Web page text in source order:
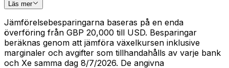
Läs mer
Jämförelsebesparingarna baseras på en enda
överföring från GBP 20,000 till USD. Besparingar
beräknas genom att jämföra växelkursen inklusive
marginaler och avgifter som tillhandahålls av varje bank
och Xe samma dag 8/7/2026. De angivna